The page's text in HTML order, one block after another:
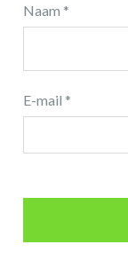
Naam *
E-mail *